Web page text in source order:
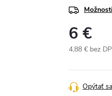
6 €
4,88 € bez
cena:
Opýtať sa